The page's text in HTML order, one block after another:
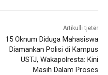
Artikulli tjetër
15 Oknum Diduga Mahasiswa
Diamankan Polisi di Kampus
USTJ, Wakapolresta: Kini
Masih Dalam Proses